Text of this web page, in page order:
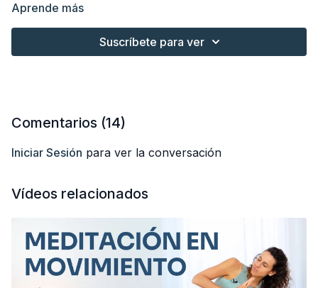
✨ Qué es el Vinyasa Yoga y por qué es tan popular
💫 Cómo fluir entre posturas con presencia y consciencia
Cuéntame en los comentarios: ¿ya habías practicado Vinyasa
antes o será tu primera vez?
¡Dale al play y disfruta de la práctica! 💛
Aprende más
Suscríbete para ver
Comentarios (14)
Iniciar Sesión para ver la conversación
Vídeos relacionados